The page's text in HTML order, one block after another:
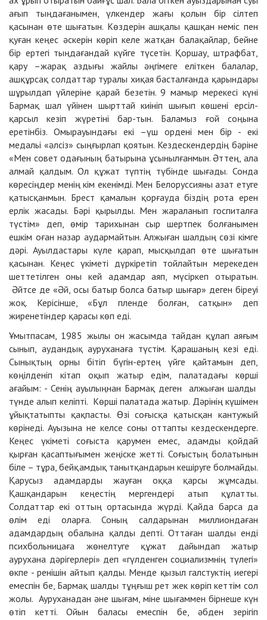
ағып тыңдағанымен, үлкендер жағы қолын бір сілтеп
қасынан өте шығатын. Көздерін ашқалы қашқан неміс пен
қуған кеңес әскерін көріп келе жатқан балақайлар, бейне
бір ертегі тыңдағандай күйге түсетін. Қоршау, штрафбат,
қару –жарақ аздығы жайлы әңгімеге еліткен балалар,
ашқұрсақ солдаттар туралы хиқая басталғанда қарындары
шұрылдап үйлеріне қарай безетін. 9 мамыр мерекесі күні
Бармақ шал үйінен шырттай киініп шығып көшені ерсіл-
қарсыл кезіп жүретіні бар-тын. Баламыз ғой соңына
еретінбіз. Омырауындағы екі –үш ордені мен бір - екі
медальі «әлсіз» сыңғырлап қоятын. Кездескендердің бәріне
«Мен совет одағының батырына ұсынылғанмын. Әттең, ала
алмай қалдым. Ол құжат түптің түбінде шығады. Сонда
көресіңдер менің кім екенімді. Мен Белоруссияны азат етуге
қатысқанмын. Брест қамалын қорғауда біздің рота ерен
ерлік жасады. Бәрі қырылды. Мен жараланып госпиталға
түстім» деп, өмір тарихынан сыр шертпек болғанымен
ешкім оған назар аудармайтын. Алжыған шалдың сөзі кімге
дәрі. Ауылдастары күле қарап, мысқылдап өте шығатын
қасынан. Кеңес үкіметі дүркіретіп тойлайтын мерекеден
шеттетілген оны кей адамдар аяп, мүсіркеп отыратын.
Әйтсе де «Әй, осы батыр болса батыр шығар» деген біреуі
жоқ. Керісінше, «Бұл пленде болған, сатқын» деп
жиренетіндер қарасы көп еді.
Ұмытпасам, 1985 жылы он жасымда тайдан құлап аяғым
сынып, аудандық ауруханаға түстім. Қарашаның кезі еді.
Сынықтың орны бітіп бүгін-ертең үйге қайтамын деп,
көңілденіп кітап оқып жатыр едім, палатадағы көрші
ағайым: - Сенің ауылыңнан Бармақ деген алжыған шалды
түнде алып келіпті. Көрші палатада жатыр. Дәрінің күшімен
ұйықтатыпты қақпасты. Өзі соғысқа қатысқан кантужый
көрінеді. Ауызына не келсе соны оттапты кездескендерге.
Кеңес үкіметі соғыста қарумен емес, адамды қойдай
қырған қасаптығымен жеңіске жетті. Соғыстың болатынын
біле – тұра, бейқамдық танытқандарын кешіруге болмайды.
Қарусыз адамдарды жауған оққа қарсы жұмсады.
Қашқандарын кеңестің мергендері атып құлатты.
Солдаттар екі оттың ортасында жүрді. Қайда барса да
өлім еді оларға. Соның салдарынан миллиондаған
адамдардың обалына қалды депті. Оттаған шалды енді
психбольницаға жөнелтуге құжат дайындап жатыр
аурухана дәрігерлері» деп «гүлденген социализмнің түлегі»
өкпе - ренішін айтып қалды. Менде қызыл галстуктің иегері
емеспін бе, Бармақ шалды тұңғыш рет жек көріп кеттім сол
жолы. Ауруханадан әне шығам, міне шығаммен бірнеше күн
өтіп кетті. Ойын баласы емеспін бе, әбден зерігіп